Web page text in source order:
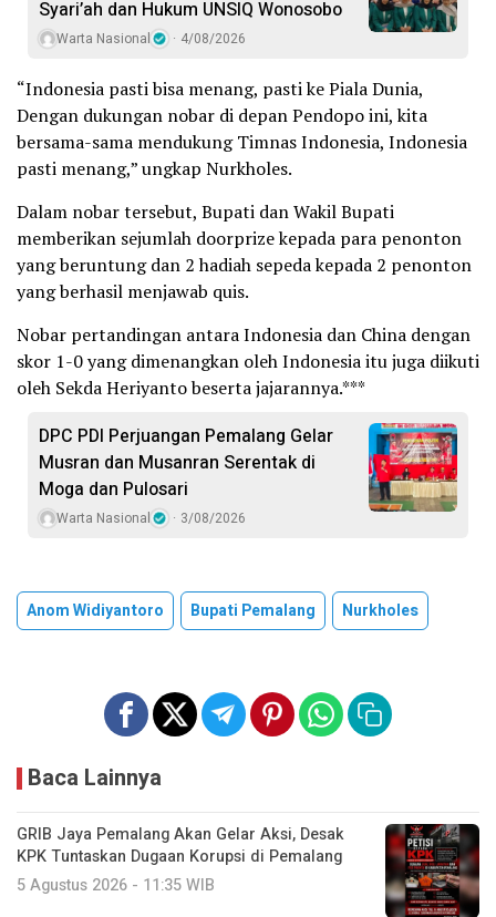
Syari’ah dan Hukum UNSIQ Wonosobo
Warta Nasional 4/08/2026
“Indonesia pasti bisa menang, pasti ke Piala Dunia,
Dengan dukungan nobar di depan Pendopo ini, kita
bersama-sama mendukung Timnas Indonesia, Indonesia
pasti menang,” ungkap Nurkholes.
Dalam nobar tersebut, Bupati dan Wakil Bupati
memberikan sejumlah doorprize kepada para penonton
yang beruntung dan 2 hadiah sepeda kepada 2 penonton
yang berhasil menjawab quis.
Nobar pertandingan antara Indonesia dan China dengan
skor 1-0 yang dimenangkan oleh Indonesia itu juga diikuti
oleh Sekda Heriyanto beserta jajarannya.***
DPC PDI Perjuangan Pemalang Gelar
Musran dan Musanran Serentak di
Moga dan Pulosari
Warta Nasional 3/08/2026
Anom Widiyantoro Bupati Pemalang Nurkholes
Baca Lainnya
GRIB Jaya Pemalang Akan Gelar Aksi, Desak
KPK Tuntaskan Dugaan Korupsi di Pemalang
5 Agustus 2026 - 11:35 WIB